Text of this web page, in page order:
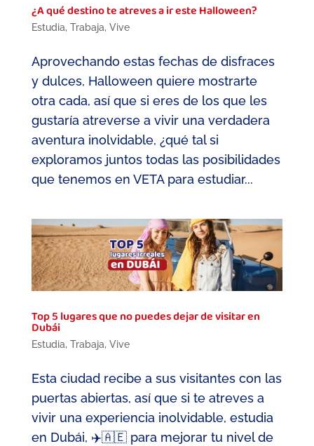
¿A qué destino te atreves a ir este Halloween?
Estudia, Trabaja, Vive
Aprovechando estas fechas de disfraces
y dulces, Halloween quiere mostrarte
otra cada, así que si eres de los que les
gustaría atreverse a vivir una verdadera
aventura inolvidable, ¿qué tal si
exploramos juntos todas las posibilidades
que tenemos en VETA para estudiar...
Top 5 lugares que no puedes dejar de visitar en
Dubái
Estudia, Trabaja, Vive
Esta ciudad recibe a sus visitantes con las
puertas abiertas, así que si te atreves a
vivir una experiencia inolvidable, estudia
en Dubái, ✈️🇦🇪 para mejorar tu nivel de